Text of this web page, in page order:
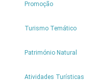
Promoção
Turismo Temático
Património Natural
Atividades Turísticas